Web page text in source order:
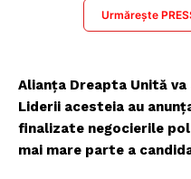
Urmărește
Alianţa Dreapta Unită
Liderii acesteia au
finalizate negocierile
mai mare parte a